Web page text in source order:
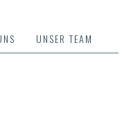
UNSER TEAM